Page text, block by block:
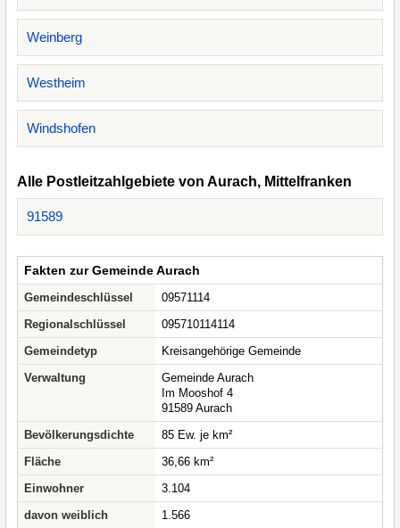
Weinberg
Westheim
Windshofen
Alle Postleitzahlgebiete von Aurach, Mittelfranken
91589
Fakten zur Gemeinde Aurach
Gemeindeschlüssel
09571114
Regionalschlüssel
095710114114
Gemeindetyp
Kreisangehörige Gemeinde
Verwaltung
Gemeinde Aurach
Im Mooshof 4
91589 Aurach
Bevölkerungsdichte
85 Ew. je km²
Fläche
36,66 km²
Einwohner
3.104
davon weiblich
1.566